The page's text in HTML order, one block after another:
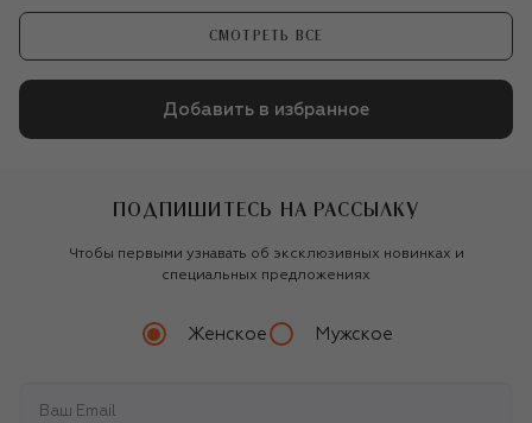
СМОТРЕТЬ ВСЕ
Добавить в избранное
ПОДПИШИТЕСЬ НА РАССЫЛКУ
Чтобы первыми узнавать об эксклюзивных новинках и
специальных предложениях
Женское Мужское